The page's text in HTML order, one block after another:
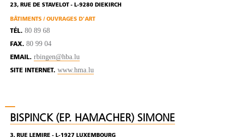
23, RUE DE STAVELOT - L-9280 DIEKIRCH
BÂTIMENTS / OUVRAGES D'ART
TÉL. 80 89 68
FAX. 80 99 04
EMAIL. rbingen@hba.lu
SITE INTERNET. www.hma.lu
BISPINCK (EP. HAMACHER) SIMONE
3, RUE LEMIRE - L-1927 LUXEMBOURG